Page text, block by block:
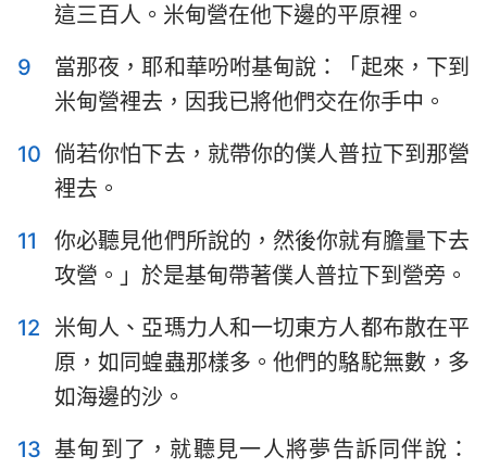
這三百人。米甸營在他下邊的平原裡。
9
當那夜，耶和華吩咐基甸說：「起來，下到
米甸營裡去，因我已將他們交在你手中。
10 倘若你怕下去，就帶你的僕人普拉下到那營
裡去。
11
你必聽見他們所說的，然後你就有膽量下去
攻營。」於是基甸帶著僕人普拉下到營旁。
12
米甸人、亞瑪力人和一切東方人都布散在平
原，如同蝗蟲那樣多。他們的駱駝無數，多
如海邊的沙。
13 基甸到了，就聽見一人將夢告訴同伴說：